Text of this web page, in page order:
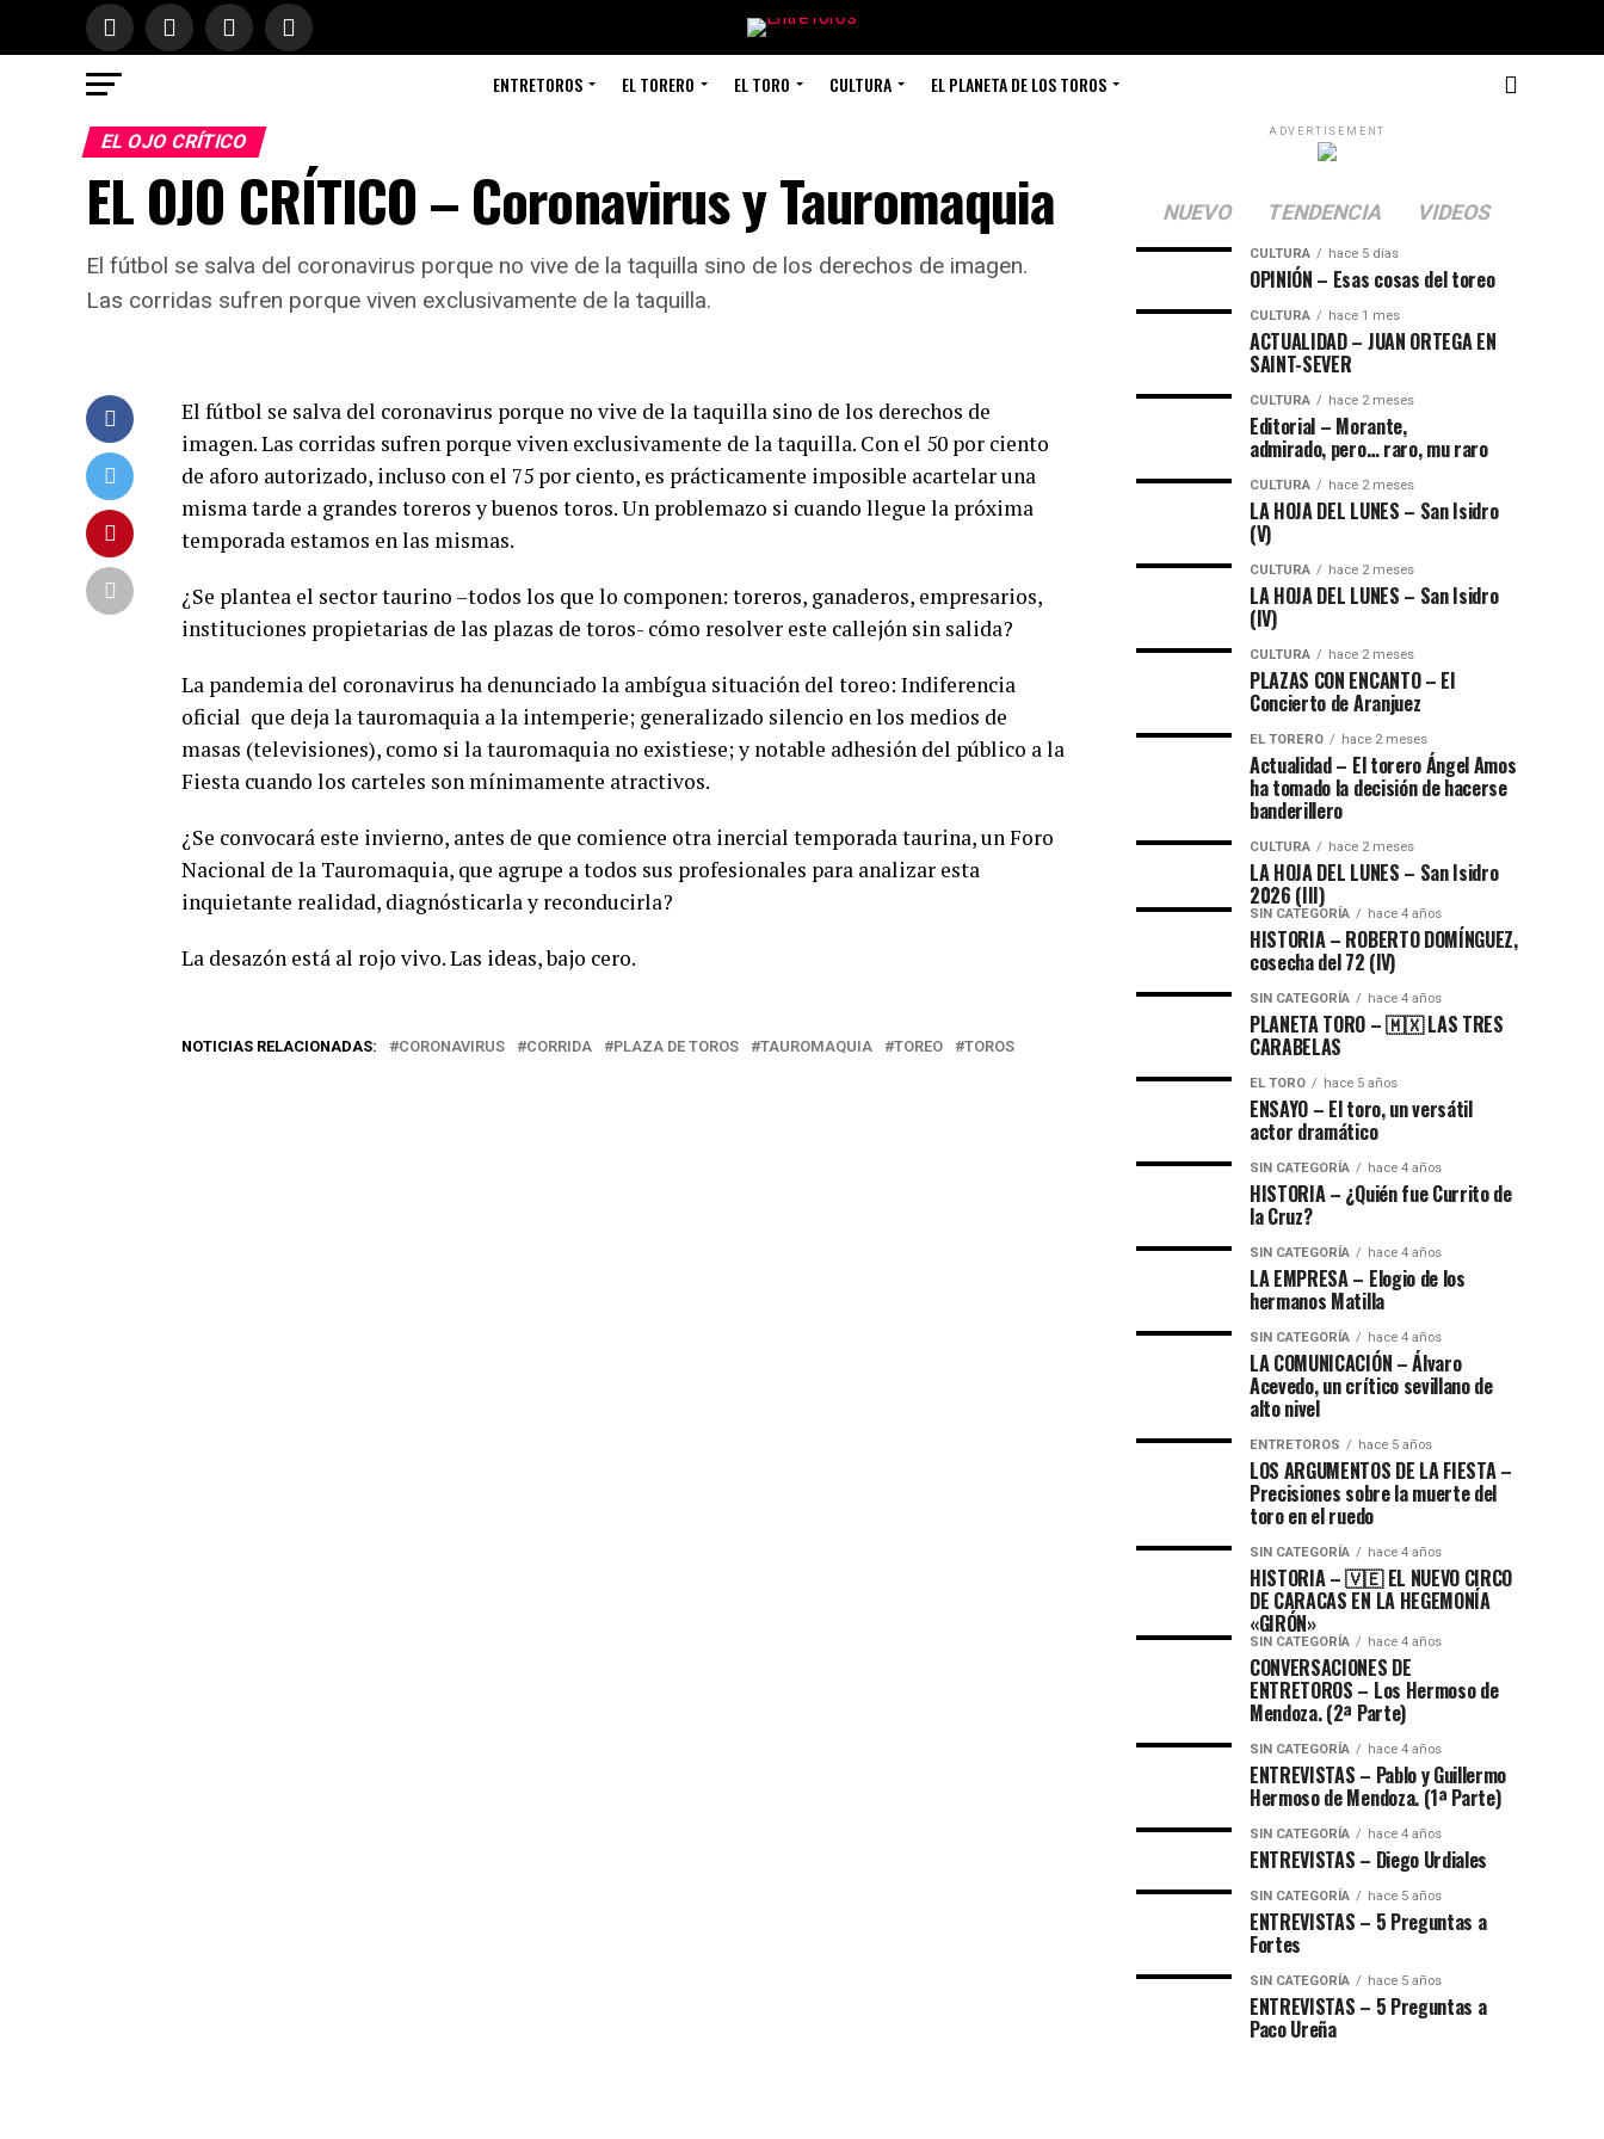
ENTRETOROS EL TORERO EL TORO CULTURA EL PLANETA DE LOS TOROS
EL OJO CRÍTICO
EL OJO CRÍTICO – Coronavirus y Tauromaquia
El fútbol se salva del coronavirus porque no vive de la taquilla sino de los derechos de imagen.
Las corridas sufren porque viven exclusivamente de la taquilla.
El fútbol se salva del coronavirus porque no vive de la taquilla sino de los derechos de
imagen. Las corridas sufren porque viven exclusivamente de la taquilla. Con el 50 por ciento
de aforo autorizado, incluso con el 75 por ciento, es prácticamente imposible acartelar una
misma tarde a grandes toreros y buenos toros. Un problemazo si cuando llegue la próxima
temporada estamos en las mismas.
¿Se plantea el sector taurino –todos los que lo componen: toreros, ganaderos, empresarios,
instituciones propietarias de las plazas de toros- cómo resolver este callejón sin salida?
La pandemia del coronavirus ha denunciado la ambígua situación del toreo: Indiferencia
oficial que deja la tauromaquia a la intemperie; generalizado silencio en los medios de
masas (televisiones), como si la tauromaquia no existiese; y notable adhesión del público a la
Fiesta cuando los carteles son mínimamente atractivos.
¿Se convocará este invierno, antes de que comience otra inercial temporada taurina, un Foro
Nacional de la Tauromaquia, que agrupe a todos sus profesionales para analizar esta
inquietante realidad, diagnósticarla y reconducirla?
La desazón está al rojo vivo. Las ideas, bajo cero.
NOTICIAS RELACIONADAS: CORONAVIRUS CORRIDA PLAZA DE TOROS TAUROMAQUIA TOREO TOROS
ADVERTISEMENT
NUEVO TENDENCIA VIDEOS
CULTURA hace 5 días
OPINIÓN – Esas cosas del toreo
CULTURA hace 1 mes
ACTUALIDAD – JUAN ORTEGA EN
SAINT-SEVER
CULTURA hace 2 meses
Editorial – Morante,
admirado, pero… raro, mu raro
CULTURA hace 2 meses
LA HOJA DEL LUNES – San Isidro
(V)
CULTURA hace 2 meses
LA HOJA DEL LUNES – San Isidro
(IV)
CULTURA hace 2 meses
PLAZAS CON ENCANTO – El
Concierto de Aranjuez
EL TORERO hace 2 meses
Actualidad – El torero Ángel Amos
ha tomado la decisión de hacerse
banderillero
CULTURA hace 2 meses
LA HOJA DEL LUNES – San Isidro
2026 (III)
SIN CATEGORÍA hace 4 años
HISTORIA – ROBERTO DOMÍNGUEZ,
cosecha del 72 (lV)
SIN CATEGORÍA hace 4 años
PLANETA TORO – 🇲🇽 LAS TRES
CARABELAS
EL TORO hace 5 años
ENSAYO – El toro, un versátil
actor dramático
SIN CATEGORÍA hace 4 años
HISTORIA – ¿Quién fue Currito de
la Cruz?
SIN CATEGORÍA hace 4 años
LA EMPRESA – Elogio de los
hermanos Matilla
SIN CATEGORÍA hace 4 años
LA COMUNICACIÓN – ​Álvaro
Acevedo, un crítico sevillano de
alto nivel
ENTRETOROS hace 5 años
LOS ARGUMENTOS DE LA FIESTA –
Precisiones sobre la muerte del
toro en el ruedo
SIN CATEGORÍA hace 4 años
HISTORIA – 🇻🇪 EL NUEVO CIRCO
DE CARACAS EN LA HEGEMONÍA
«GIRÓN»
SIN CATEGORÍA hace 4 años
CONVERSACIONES DE
ENTRETOROS – Los Hermoso de
Mendoza. (2ª Parte)
SIN CATEGORÍA hace 4 años
ENTREVISTAS – Pablo y Guillermo
Hermoso de Mendoza. (1ª Parte)
SIN CATEGORÍA hace 4 años
ENTREVISTAS – Diego Urdiales
SIN CATEGORÍA hace 5 años
ENTREVISTAS – 5 Preguntas a
Fortes
SIN CATEGORÍA hace 5 años
ENTREVISTAS – 5 Preguntas a
Paco Ureña